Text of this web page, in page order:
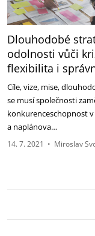
Dlouhodobé
odolnosti vůči
flexibilita i
Cíle, vize, mise,
se musí společnosti
konkurenceschopnost
a naplánova…
14. 7. 2021 • Miroslav